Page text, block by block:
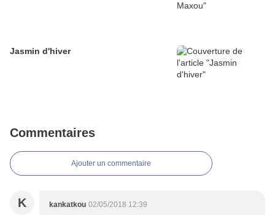
Jasmin d'hiver
Commentaires
Ajouter un commentaire
K kankatkou 02/05/2018 12:39